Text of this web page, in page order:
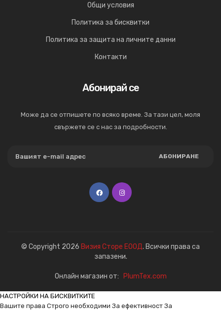
Общи условия
Политика за бисквитки
Политика за защита на личните данни
Контакти
Абонирай се
Може да се отпишете по всяко време. За тази цел, моля
свържете се с нас за подробности.
АБОНИРАНЕ
© Copyright 2026 Визия Сторе ЕООД. Всички права са
запазени.
Онлайн магазин от: PlumTex.com
НАСТРОЙКИ НА БИСКВИТКИТЕ
Вашите права Строго необходими За ефективност За